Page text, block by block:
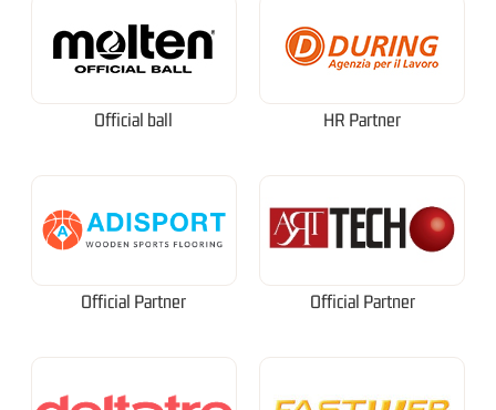
Official ball HR Partner
Official Partner Official Partner